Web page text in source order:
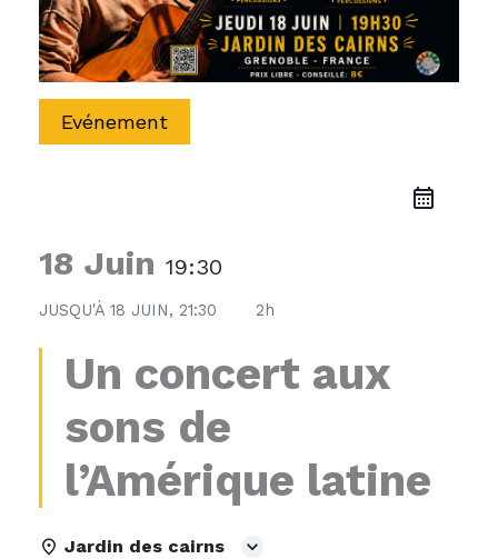
Evénement
18 Juin 19:30
JUSQU'À 18 JUIN, 21:30 2h
Un concert aux
sons de
l’Amérique latine
Jardin des cairns